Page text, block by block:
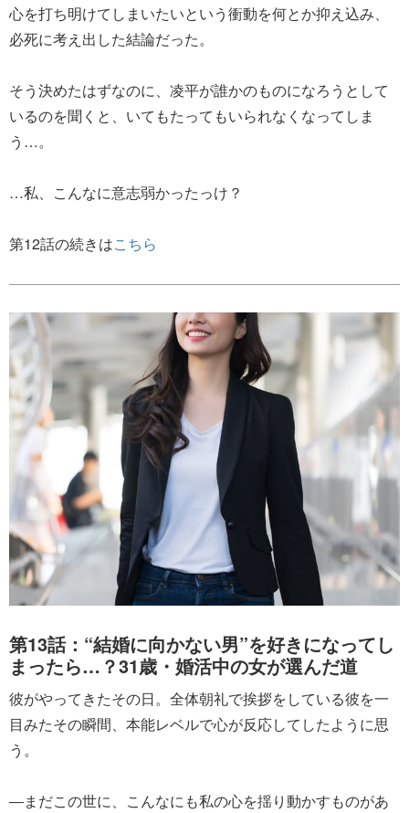
心を打ち明けてしまいたいという衝動を何とか抑え込み、
必死に考え出した結論だった。
そう決めたはずなのに、凌平が誰かのものになろうとして
いるのを聞くと、いてもたってもいられなくなってしま
う…。
…私、こんなに意志弱かったっけ？
第12話の続きはこちら
第13話：“結婚に向かない男”を好きになってし
まったら…？31歳・婚活中の女が選んだ道
彼がやってきたその日。全体朝礼で挨拶をしている彼を一
目みたその瞬間、本能レベルで心が反応してしたように思
う。
―まだこの世に、こんなにも私の心を揺り動かすものがあ